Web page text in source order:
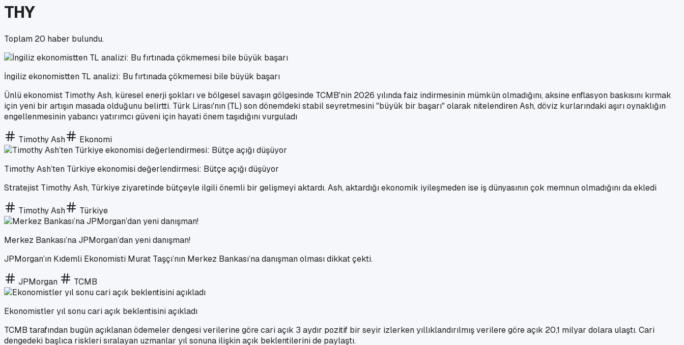
THY
Toplam 20 haber bulundu.
İngiliz ekonomistten TL analizi: Bu fırtınada çökmemesi bile büyük başarı
Ünlü ekonomist Timothy Ash, küresel enerji şokları ve bölgesel savaşın gölgesinde TCMB'nin 2026 yılında faiz indirmesinin mümkün olmadığını, aksine enflasyon baskısını kırmak
için yeni bir artışın masada olduğunu belirtti. Türk Lirası'nın (TL) son dönemdeki stabil seyretmesini "büyük bir başarı" olarak nitelendiren Ash, döviz kurlarındaki aşırı oynaklığın
engellenmesinin yabancı yatırımcı güveni için hayati önem taşıdığını vurguladı
Timothy Ash Ekonomi
Timothy Ash’ten Türkiye ekonomisi değerlendirmesi: Bütçe açığı düşüyor
Stratejist Timothy Ash, Türkiye ziyaretinde bütçeyle ilgili önemli bir gelişmeyi aktardı. Ash, aktardığı ekonomik iyileşmeden ise iş dünyasının çok memnun olmadığını da ekledi
Timothy Ash Türkiye
Merkez Bankası’na JPMorgan’dan yeni danışman!
JPMorgan’ın Kıdemli Ekonomisti Murat Taşçı’nın Merkez Bankası’na danışman olması dikkat çekti.
JPMorgan TCMB
Ekonomistler yıl sonu cari açık beklentisini açıkladı
TCMB tarafından bugün açıklanan ödemeler dengesi verilerine göre cari açık 3 aydır pozitif bir seyir izlerken yıllıklandırılmış verilere göre açık 20,1 milyar dolara ulaştı. Cari
dengedeki başlıca riskleri sıralayan uzmanlar yıl sonuna ilişkin açık beklentilerini de paylaştı.